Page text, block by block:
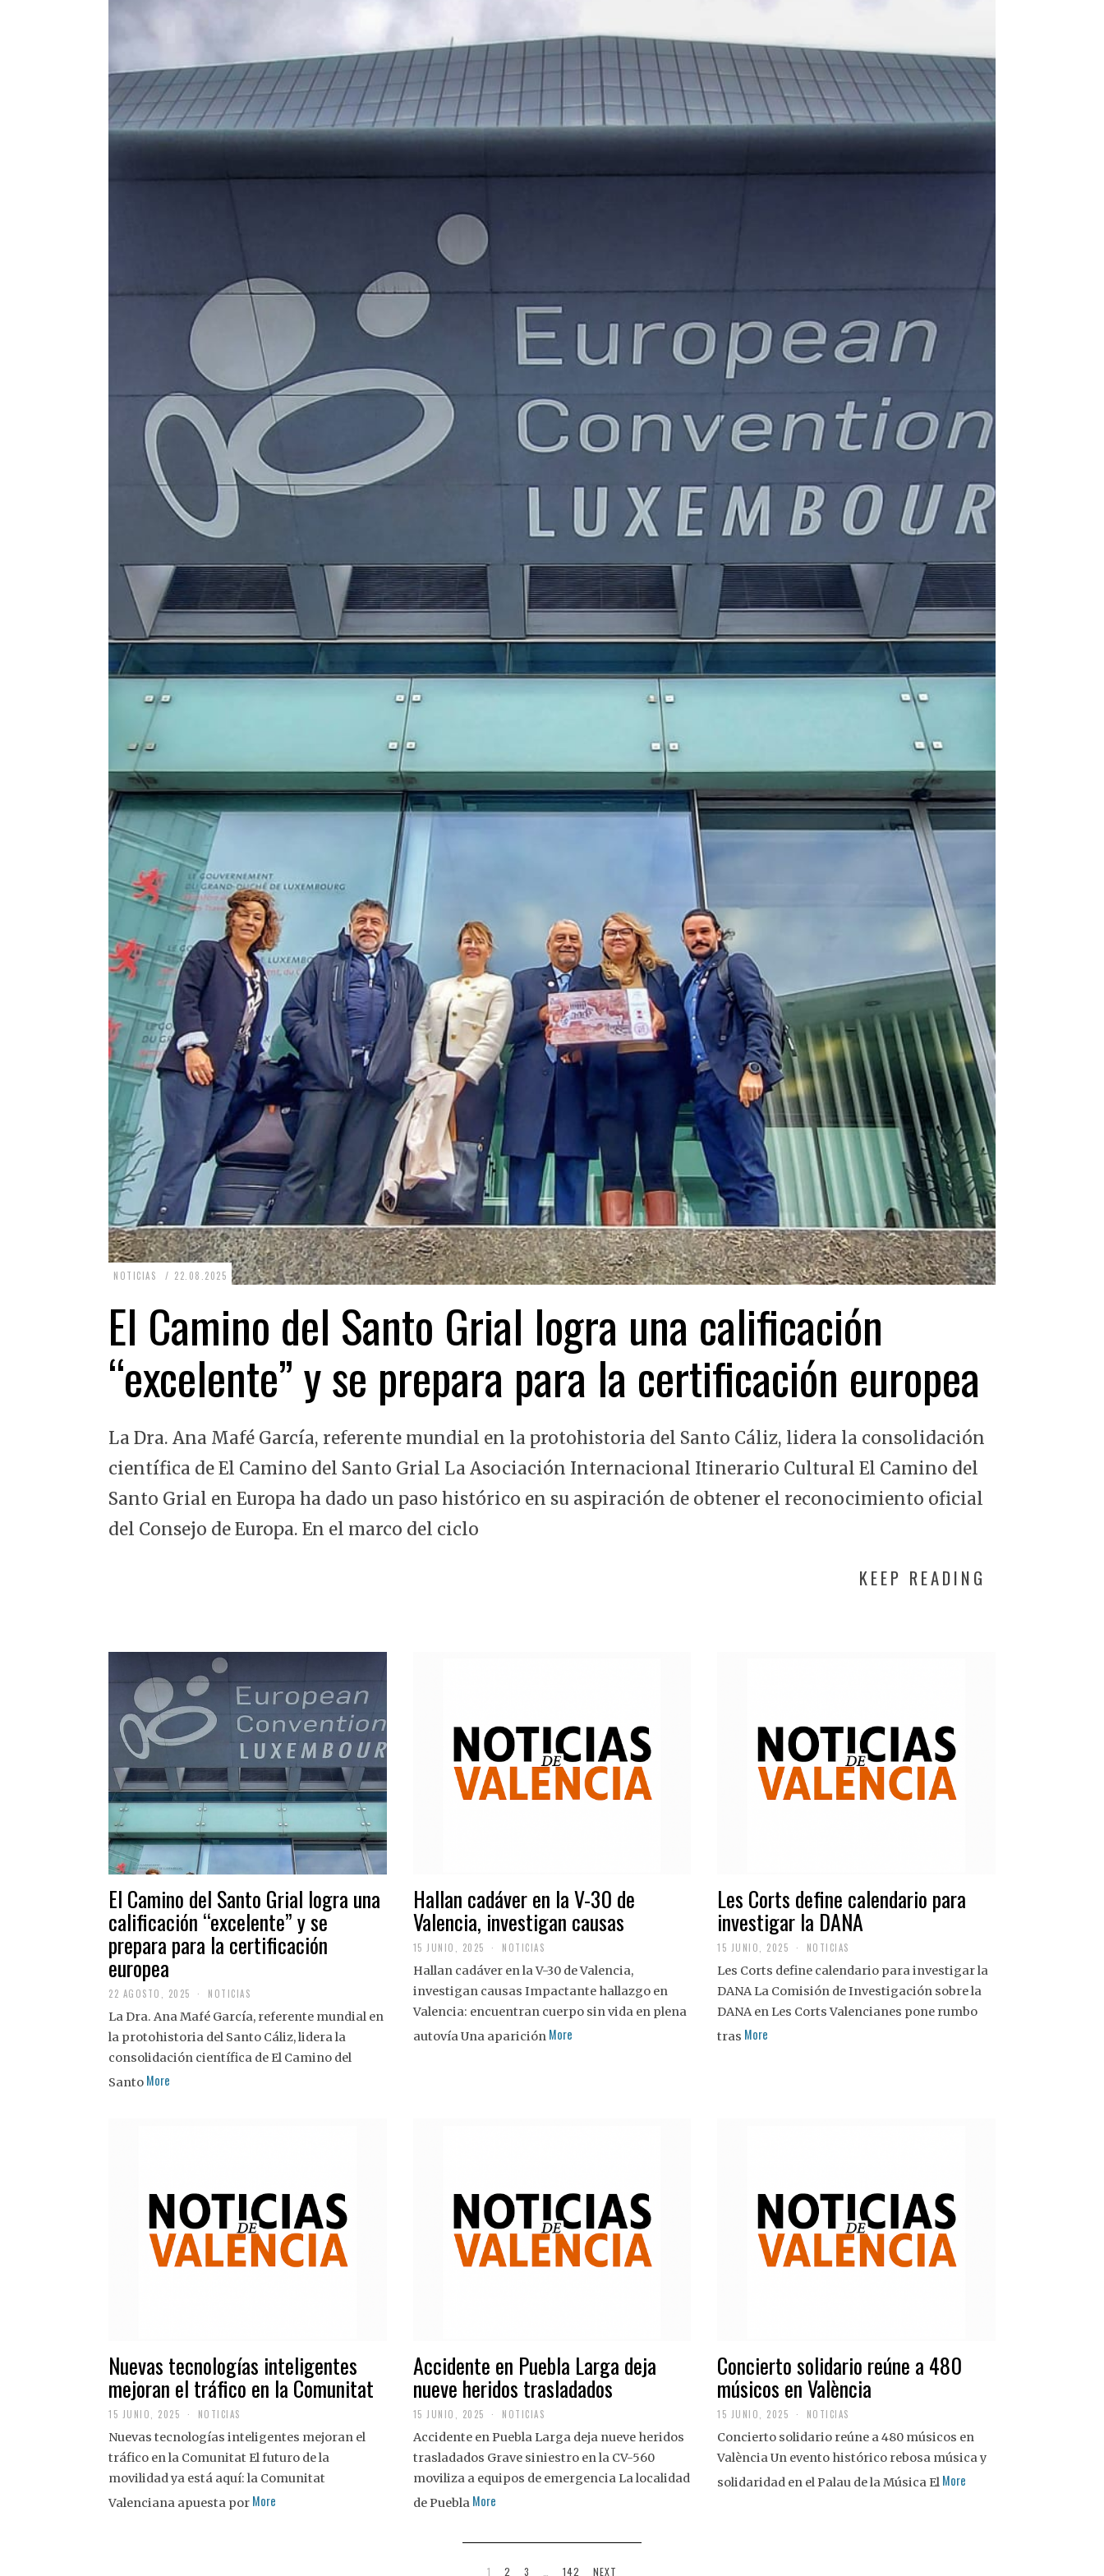
NOTICIAS 22.08.2025 2
.
0
0
2
El Camino del Santo Grial logra una calificación
“excelente” y se prepara para la certificación europea
La Dra. Ana Mafé García, referente mundial en la protohistoria del Santo Cáliz, lidera la consolidación
científica de El Camino del Santo Grial La Asociación Internacional Itinerario Cultural El Camino del
Santo Grial en Europa ha dado un paso histórico en su aspiración de obtener el reconocimiento oficial
del Consejo de Europa. En el marco del ciclo
KEEP READING
El Camino del Santo Grial logra una
calificación “excelente” y se
prepara para la certificación
europea
22 AGOSTO, 2025
A
G
O
S
NOTICIAS
La Dra. Ana Mafé García, referente mundial en
la protohistoria del Santo Cáliz, lidera la
consolidación científica de El Camino del
Santo More
Hallan cadáver en la V-30 de
Valencia, investigan causas
15 JUNIO, 2025 NOTICIAS
Hallan cadáver en la V-30 de Valencia,
investigan causas Impactante hallazgo en
Valencia: encuentran cuerpo sin vida en plena
autovía Una aparición More
Les Corts define calendario para
investigar la DANA
15 JUNIO, 2025 NOTICIAS
Les Corts define calendario para investigar la
DANA La Comisión de Investigación sobre la
DANA en Les Corts Valencianes pone rumbo
tras More
Nuevas tecnologías inteligentes
mejoran el tráfico en la Comunitat
15 JUNIO, 2025 NOTICIAS
Nuevas tecnologías inteligentes mejoran el
tráfico en la Comunitat El futuro de la
movilidad ya está aquí: la Comunitat
Valenciana apuesta por More
Accidente en Puebla Larga deja
nueve heridos trasladados
15 JUNIO, 2025 NOTICIAS
Accidente en Puebla Larga deja nueve heridos
trasladados Grave siniestro en la CV-560
moviliza a equipos de emergencia La localidad
de Puebla More
Concierto solidario reúne a 480
músicos en València
15 JUNIO, 2025 NOTICIAS
Concierto solidario reúne a 480 músicos en
València Un evento histórico rebosa música y
solidaridad en el Palau de la Música El More
1 2 3 … 142 NEXT